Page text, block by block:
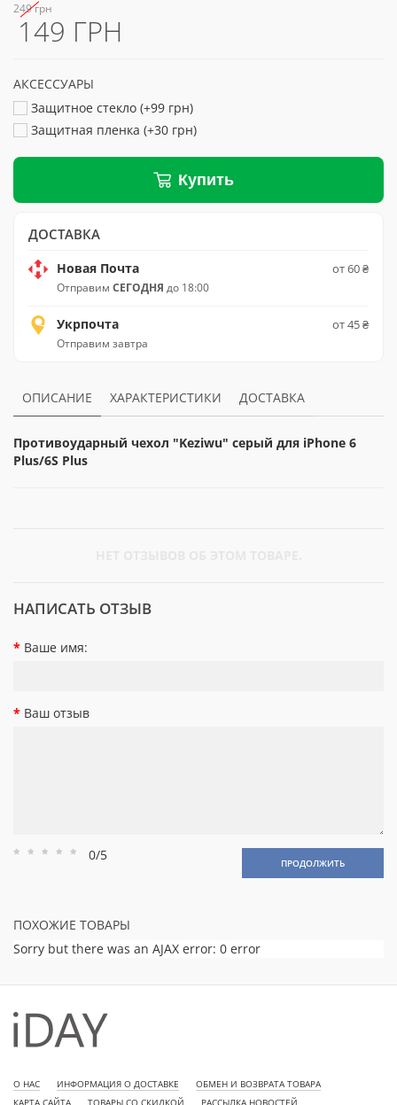
249 грн
149 ГРН
АКСЕССУАРЫ
Защитное стекло (+99 грн)
Защитная пленка (+30 грн)
Купить
ДОСТАВКА
Новая Почта
Отправим СЕГОДНЯ до 18:00
от 60 ₴
Укрпочта
Отправим завтра
от 45 ₴
ОПИСАНИЕ ХАРАКТЕРИСТИКИ ДОСТАВКА
Противоударный чехол "Keziwu" серый для iPhone 6
Plus/6S Plus
НАПИСАТЬ ОТЗЫВ
Ваше имя:
Ваш отзыв
Рейтинг
Рейтинг
Рейтинг
Рейтинг
Рейтинг
0/5 ПРОДОЛЖИТЬ
ПОХОЖИЕ ТОВАРЫ
Sorry but there was an AJAX error: 0 error
О НАС ИНФОРМАЦИЯ О ДОСТАВКЕ
ОБМЕН И ВОЗВРАТА ТОВАРА
КАРТА САЙТА
ТОВАРЫ СО СКИДКОЙ РАССЫЛКА НОВОСТЕЙ